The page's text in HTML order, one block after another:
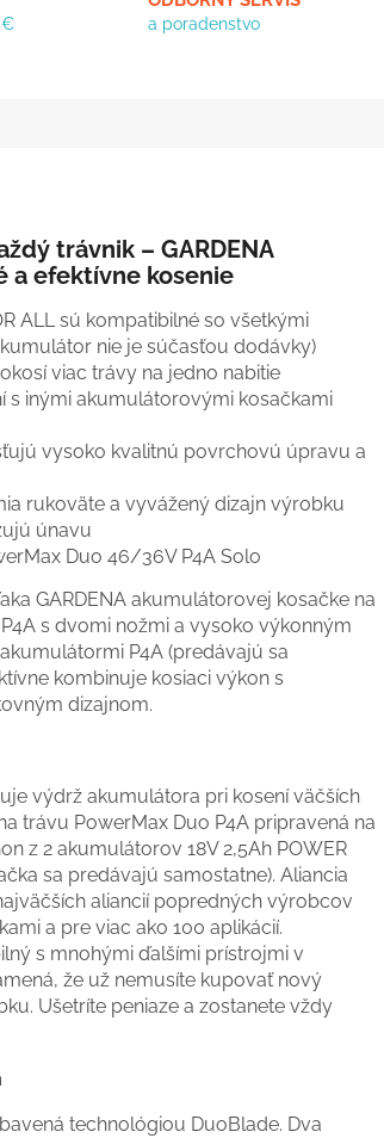
€ a poradenstvo
trávnik – GARDENA
a efektívne kosenie
ALL sú kompatibilné so všetkými
nie je súčasťou dodávky)
viac trávy na jedno nabitie
s inými akumulátorovými kosačkami
vysoko kvalitnú povrchovú úpravu a
rukoväte a vyvážený dizajn výrobku
únavu
Duo 46/36V P4A Solo
GARDENA akumulátorovej kosačke na
s dvomi nožmi a vysoko výkonným
P4A (predávajú sa
kombinuje kosiaci výkon s
dizajnom.
výdrž akumulátora pri kosení väčších
trávu PowerMax Duo P4A pripravená na
z 2 akumulátorov 18V 2,5Ah POWER
sa predávajú samostatne). Aliancia
aliancií popredných výrobcov
a pre viac ako 100 aplikácií.
s mnohými ďalšími prístrojmi v
že už nemusíte kupovať nový
Ušetríte peniaze a zostanete vždy
technológiou DuoBlade. Dva